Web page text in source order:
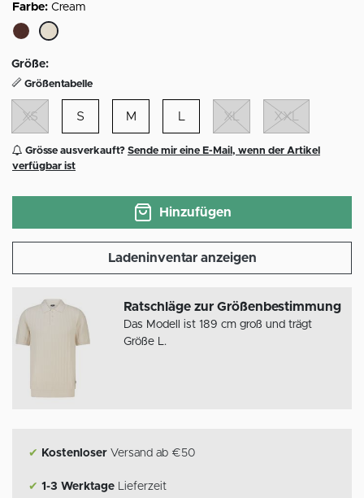
Farbe: Cream
Größe:
Größentabelle
XS S M L XL XXL
Grösse ausverkauft? Sende mir eine E-Mail, wenn der Artikel
verfügbar ist
Hinzufügen
Ladeninventar anzeigen
Ratschläge zur Größenbestimmung
Das Modell ist 189 cm groß und trägt
Größe L.
✔ Kostenloser Versand ab €50
✔ 1-3 Werktage Lieferzeit